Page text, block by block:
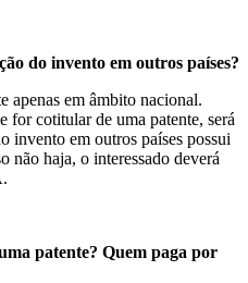
do invento em outros países?
apenas em âmbito nacional.
for cotitular de uma patente, será
invento em outros países possui
não haja, o interessado deverá
patente? Quem paga por